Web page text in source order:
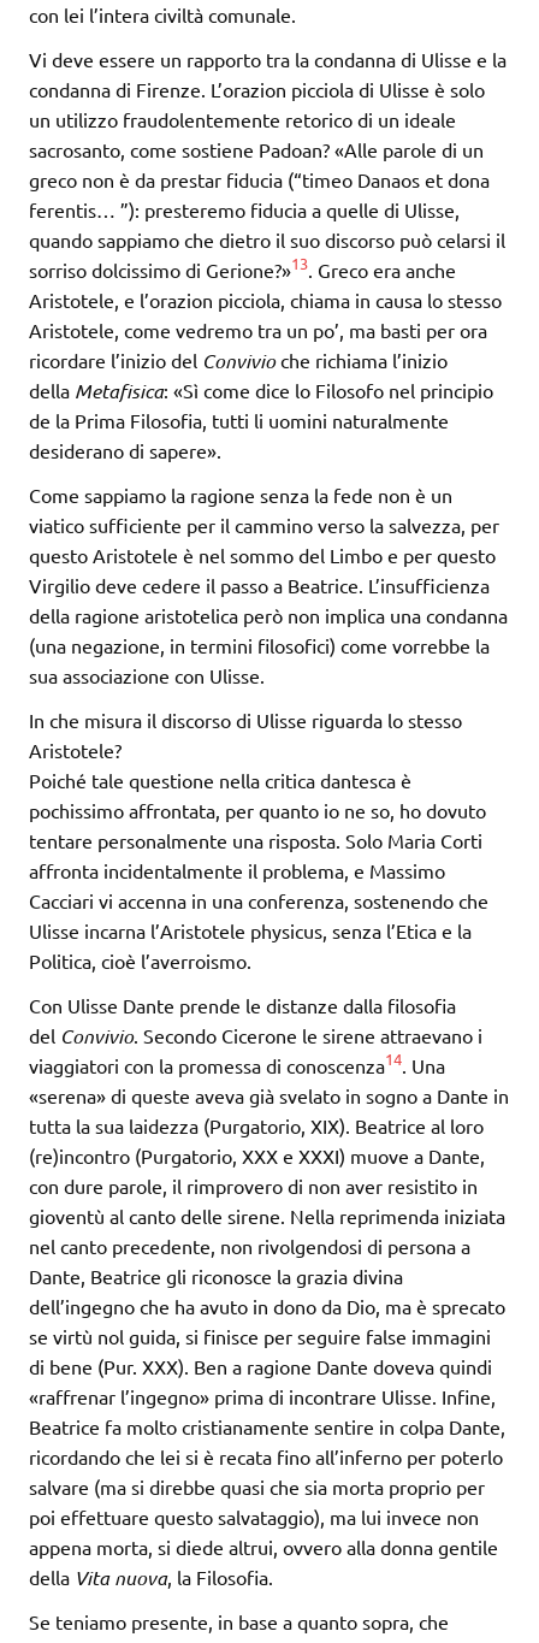
con lei l’intera civiltà comunale.
Vi deve essere un rapporto tra la condanna di Ulisse e la
condanna di Firenze. L’orazion picciola di Ulisse è solo
un utilizzo fraudolentemente retorico di un ideale
sacrosanto, come sostiene Padoan? «Alle parole di un
greco non è da prestar fiducia (“timeo Danaos et dona
ferentis… ”): presteremo fiducia a quelle di Ulisse,
quando sappiamo che dietro il suo discorso può celarsi il
sorriso dolcissimo di Gerione?»13 . Greco era anche
Aristotele, e l’orazion picciola, chiama in causa lo stesso
Aristotele, come vedremo tra un po’, ma basti per ora
ricordare l’inizio del Convivioche richiama l’inizio
della Metafisica: «Sì come dice lo Filosofo nel principio
de la Prima Filosofia, tutti li uomini naturalmente
desiderano di sapere».
Come sappiamo la ragione senza la fede non è un
viatico sufficiente per il cammino verso la salvezza, per
questo Aristotele è nel sommo del Limbo e per questo
Virgilio deve cedere il passo a Beatrice. L’insufficienza
della ragione aristotelica però non implica una condanna
(una negazione, in termini filosofici) come vorrebbe la
sua associazione con Ulisse.
In che misura il discorso di Ulisse riguarda lo stesso
Aristotele?
Poiché tale questione nella critica dantesca è
pochissimo affrontata, per quanto io ne so, ho dovuto
tentare personalmente una risposta. Solo Maria Corti
affronta incidentalmente il problema, e Massimo
Cacciari vi accenna in una conferenza, sostenendo che
Ulisse incarna l’Aristotele physicus, senza l’Etica e la
Politica, cioè l’averroismo.
Con Ulisse Dante prende le distanze dalla filosofia
del Convivio. Secondo Cicerone le sirene attraevano i
viaggiatori con la promessa di conoscenza14 . Una
«serena» di queste aveva già svelato in sogno a Dante in
tutta la sua laidezza (Purgatorio, XIX). Beatrice al loro
(re)incontro (Purgatorio, XXX e XXXI) muove a Dante,
con dure parole, il rimprovero di non aver resistito in
gioventù al canto delle sirene. Nella reprimenda iniziata
nel canto precedente, non rivolgendosi di persona a
Dante, Beatrice gli riconosce la grazia divina
dell’ingegno che ha avuto in dono da Dio, ma è sprecato
se virtù nol guida, si finisce per seguire false immagini
di bene (Pur. XXX). Ben a ragione Dante doveva quindi
«raffrenar l’ingegno» prima di incontrare Ulisse. Infine,
Beatrice fa molto cristianamente sentire in colpa Dante,
ricordando che lei si è recata fino all’inferno per poterlo
salvare (ma si direbbe quasi che sia morta proprio per
poi effettuare questo salvataggio), ma lui invece non
appena morta, si diede altrui, ovvero alla donna gentile
della Vita nuova, la Filosofia.
Se teniamo presente, in base a quanto sopra, che